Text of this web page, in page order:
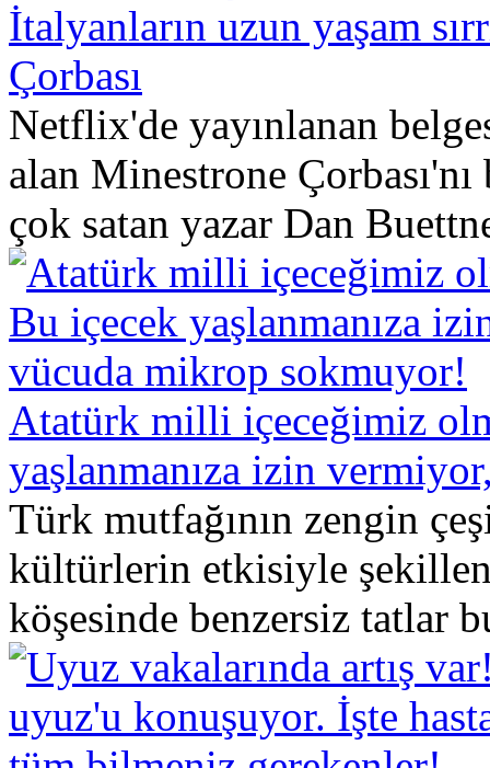
İtalyanların uzun yaşam
Çorbası
Netflix'de yayınlanan
alan Minestrone
çok satan yazar Dan
Atatürk milli içeceğimiz
yaşlanmanıza izin
Türk mutfağının zengin
kültürlerin etkisiyle
köşesinde benzersiz tatlar